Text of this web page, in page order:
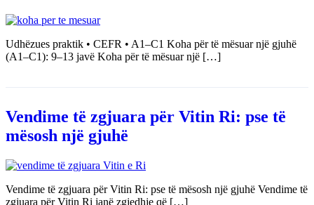
Udhëzues praktik • CEFR • A1–C1 Koha për të mësuar një gjuhë
(A1–C1): 9–13 javë Koha për të mësuar një […]
Vendime të zgjuara për Vitin Ri: pse të
mësosh një gjuhë
Vendime të zgjuara për Vitin Ri: pse të mësosh një gjuhë Vendime të
zgjuara për Vitin Ri janë zgjedhje që […]